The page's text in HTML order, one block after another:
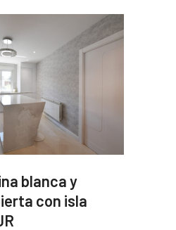
blanca y
con isla